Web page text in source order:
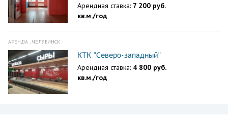
Арендная ставка: 7 200 руб.
кв.м./год
АРЕНДА , ЧЕЛЯБИНСК
КТК "Северо-западный"
Арендная ставка: 4 800 руб.
кв.м./год